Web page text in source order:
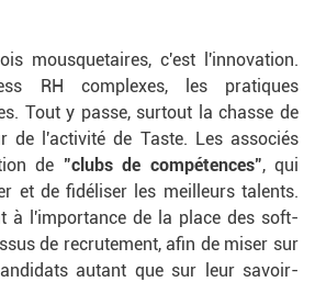
mousquetaires, c'est l'innovation.
RH complexes, les pratiques
Tout y passe, surtout la chasse de
l'activité de Taste. Les associés
de "clubs de compétences", qui
et de fidéliser les meilleurs talents.
à l'importance de la place des soft-
de recrutement, afin de miser sur
autant que sur leur savoir-